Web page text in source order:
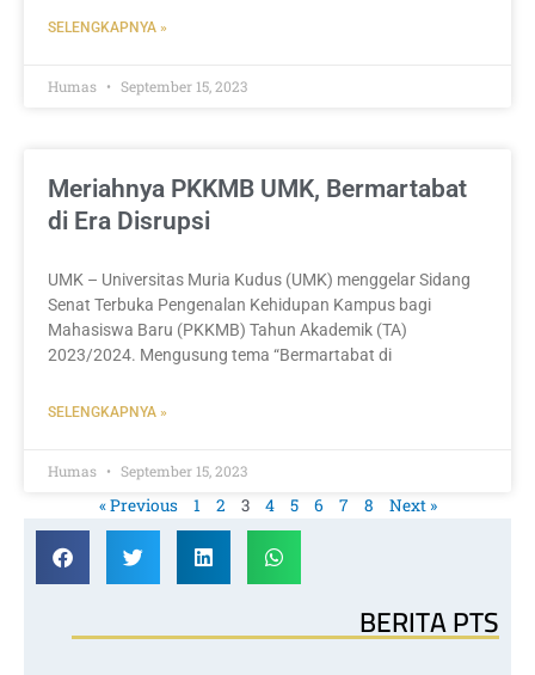
SELENGKAPNYA »
Humas September 15, 2023
Meriahnya PKKMB UMK, Bermartabat
di Era Disrupsi
UMK – Universitas Muria Kudus (UMK) menggelar Sidang
Senat Terbuka Pengenalan Kehidupan Kampus bagi
Mahasiswa Baru (PKKMB) Tahun Akademik (TA)
2023/2024. Mengusung tema “Bermartabat di
SELENGKAPNYA »
Humas September 15, 2023
« Previous 1 2 3 4 5 6 7 8 Next »
BERITA PTS